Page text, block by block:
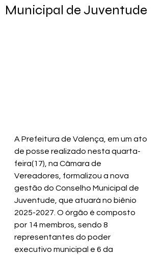
Municipal de Juventude
A Prefeitura de Valença, em um ato
de posse realizado nesta quarta-
feira(17), na Câmara de
Vereadores, formalizou a nova
gestão do Conselho Municipal de
Juventude, que atuará no biênio
2025-2027. O órgão é composto
por 14 membros, sendo 8
representantes do poder
executivo municipal e 6 da